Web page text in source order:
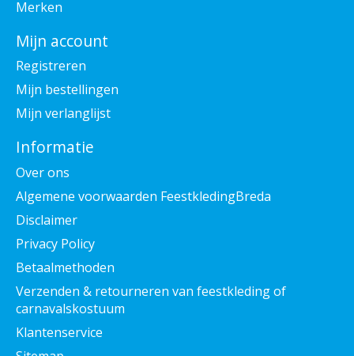
Merken
Mijn account
Registreren
Mijn bestellingen
Mijn verlanglijst
Informatie
Over ons
Algemene voorwaarden FeestkledingBreda
Disclaimer
Privacy Policy
Betaalmethoden
Verzenden & retourneren van feestkleding of
carnavalskostuum
Klantenservice